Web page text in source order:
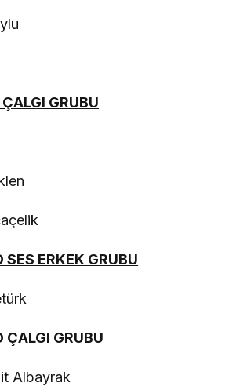
GRUBU
ERKEK GRUBU
ÇALGI GRUBU
Albayrak